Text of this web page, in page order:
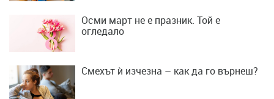
Осми март не е празник. Той е
огледало
Смехът ѝ изчезна – как да го върнеш?